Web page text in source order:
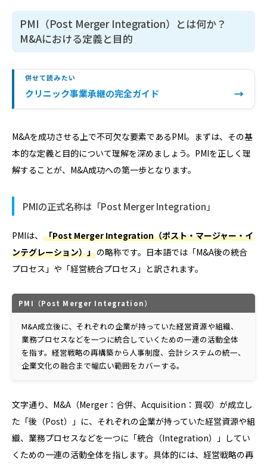
PMI（Post Merger Integration）とは何か？
M&Aにおける定義と目的
併せて読みたい
クリニック事業承継の完全ガイド →
M&Aを成功させる上で不可欠な要素であるPMI。まずは、その基
本的な定義と目的について理解を深めましょう。PMIを正しく理
解することが、M&A成功への第一歩となります。
PMIの正式名称は「Post Merger Integration」
PMIは、 「Post Merger Integration（ポスト・マージャー・イ
ンテグレーション）」の略称です。日本語では「M&A後の統合
プロセス」や「経営統合プロセス」と訳されます。
PMI（Post Merger Integration）
M&A成立後に、それぞれの企業が持っていた経営資源や組織、
業務プロセスなどを一つに統合していくための一連の活動全体
を指す。経営戦略の再構築から人事制度、会計システムの統一、
企業文化の融合まで幅広い範囲をカバーする。
文字通り、M&A（Merger：合併、Acquisition：買収）が成立し
た「後（Post）」に、それぞれの企業が持っていた経営資源や組
織、業務プロセスなどを一つに「統合（Integration）」してい
くための一連の活動全体を指します。具体的には、経営戦略の再